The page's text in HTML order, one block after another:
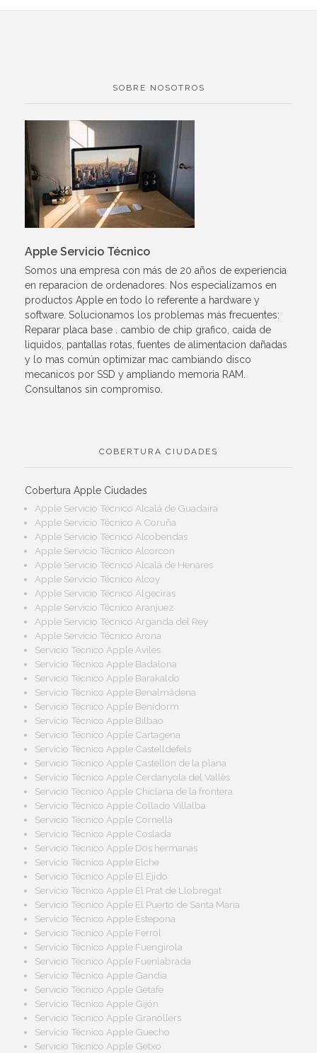
SOBRE NOSOTROS
Apple Servicio Técnico
Somos una empresa con más de 20 años de experiencia
en reparacion de ordenadores. Nos especializamos en
productos Apple en todo lo referente a hardware y
software. Solucionamos los problemas más frecuentes:
Reparar placa base . cambio de chip grafico, caida de
liquidos, pantallas rotas, fuentes de alimentacion dañadas
y lo mas común optimizar mac cambiando disco
mecanicos por SSD y ampliando memoria RAM.
Consultanos sin compromiso.
COBERTURA CIUDADES
Cobertura Apple Ciudades
Apple Servicio Técnico Alcalá de Guadaíra
Apple Servicio Técnico A Coruña
Apple Servicio Técnico Alcobendas
Apple Servicio Técnico Alcorcon
Apple Servicio Técnico Alcalá de Henares
Apple Servicio Técnico Alcoy
Apple Servicio Técnico Algeciras
Apple Servicio Técnico Aranjuez
Apple Servicio Técnico Arganda del Rey
Apple Servicio Técnico Arona
Servicio Técnico Apple Aviles
Servicio Técnico Apple Badalona
Servicio Técnico Apple Barakaldo
Servicio Técnico Apple Benalmádena
Servicio Técnico Apple Benidorm
Servicio Técnico Apple Bilbao
Servicio Técnico Apple Cartagena
Servicio Técnico Apple Castelldefels
Servicio Técnico Apple Castellon de la plana
Servicio Técnico Apple Cerdanyola del Vallès
Servicio Técnico Apple Chiclana de la frontera
Servicio Técnico Apple Collado Villalba
Servicio Técnico Apple Cornellà
Servicio Técnico Apple Coslada
Servicio Técnico Apple Dos hermanas
Servicio Técnico Apple Elche
Servicio Técnico Apple El Ejido
Servicio Técnico Apple El Prat de Llobregat
Servicio Técnico Apple El Puerto de Santa Maria
Servicio Técnico Apple Estepona
Servicio Técnico Apple Ferrol
Servicio Técnico Apple Fuengirola
Servicio Técnico Apple Fuenlabrada
Servicio Técnico Apple Gandía
Servicio Técnico Apple Getafe
Servicio Técnico Apple Gijón
Servicio Técnico Apple Granollers
Servicio Técnico Apple Guecho
Servicio Técnico Apple Getxo